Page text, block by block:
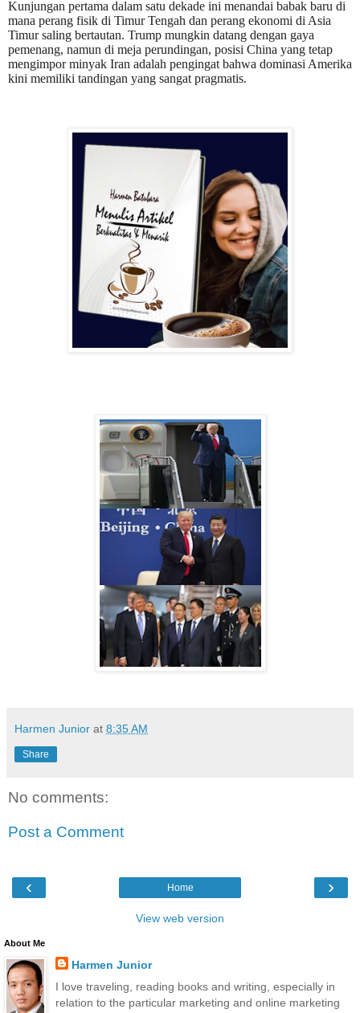
Kunjungan pertama dalam satu dekade ini menandai babak baru di
mana perang fisik di Timur Tengah dan perang ekonomi di Asia
Timur saling bertautan. Trump mungkin datang dengan gaya
pemenang, namun di meja perundingan, posisi China yang tetap
mengimpor minyak Iran adalah pengingat bahwa dominasi Amerika
kini memiliki tandingan yang sangat pragmatis.
Harmen Junior at 8:35 AM
Share
No comments:
Post a Comment
‹ ›
Home
View web version
About Me
Harmen Junior
I love traveling, reading books and writing, especially in
relation to the particular marketing and online marketing